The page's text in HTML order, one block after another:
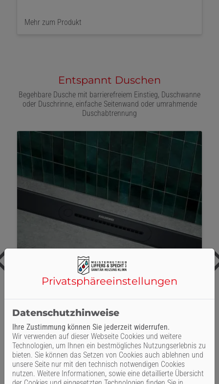
Mehr zum Produkt
Entspannt Duschen
Begehbare Dusche mit barrierefreiem Einstieg, Duschwanne
oder Duschrinne, einfache Seitenwand oder umrahmende
Duschabtrennung
KALDEWEI Flowpoint Duschablauf
Mehr zum Produkt
Privatsphäre­einstellungen
Datenschutzhinweise
Ihre Zustimmung können Sie jederzeit widerrufen.
Wir verwenden auf dieser Webseite Cookies und weitere
Technologien, um Ihnen ein bestmögliches Nutzungserlebnis zu
bieten. Sie können das Setzen von Cookies auch ablehnen und
unsere Seite nur mit den technisch notwendigen Cookies
nutzen. Weitere Informationen, sowie eine detaillierte Übersicht